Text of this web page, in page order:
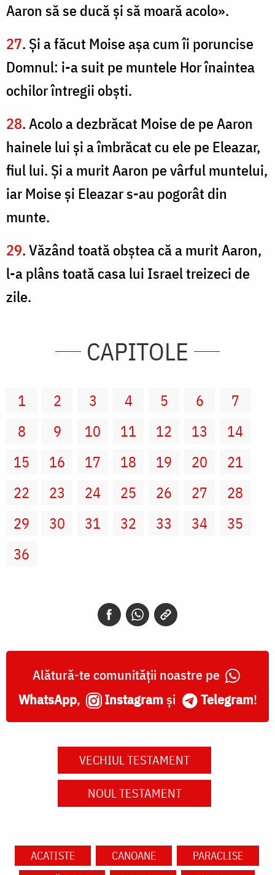
Aaron să se ducă şi să moară acolo».
27. Şi a făcut Moise aşa cum îi poruncise
Domnul: i-a suit pe muntele Hor înaintea
ochilor întregii obşti.
28. Acolo a dezbrăcat Moise de pe Aaron
hainele lui şi a îmbrăcat cu ele pe Eleazar,
fiul lui. Şi a murit Aaron pe vârful muntelui,
iar Moise şi Eleazar s-au pogorât din
munte.
29. Văzând toată obştea că a murit Aaron,
l-a plâns toată casa lui Israel treizeci de
zile.
CAPITOLE
1 2 3 4 5 6
7
8
9 10 11 12 13
14
15
16 17 18 19 20
21
22
23 24 25 26 27
28
29
30 31 32 33 34
35
36
Alătură-te comunității noastre pe
WhatsApp, Instagram și Telegram!
VECHIUL TESTAMENT
NOUL TESTAMENT
ACATISTE CANOANE
PARACLISE